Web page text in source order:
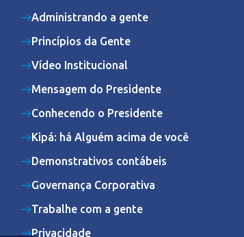
Administrando a gente
Princípios da Gente
Vídeo Institucional
Mensagem do Presidente
Conhecendo o Presidente
Kipá: há Alguém acima de você
Demonstrativos contábeis
Governança Corporativa
Trabalhe com a gente
Privacidade